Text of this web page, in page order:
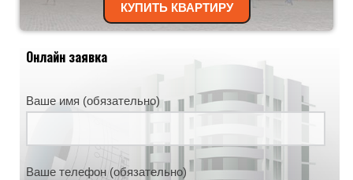
КУПИТЬ КВАРТИРУ
Онлайн заявка
Ваше имя (обязательно)
Ваше телефон (обязательно)